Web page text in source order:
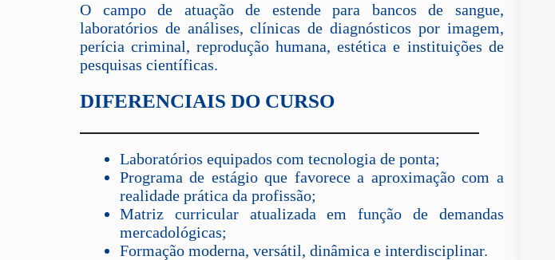
O campo de atuação de estende para bancos de sangue,
laboratórios de análises, clínicas de diagnósticos por imagem,
perícia criminal, reprodução humana, estética e instituições de
pesquisas científicas.
DIFERENCIAIS DO CURSO
Laboratórios equipados com tecnologia de ponta;
Programa de estágio que favorece a aproximação com a
realidade prática da profissão;
Matriz curricular atualizada em função de demandas
mercadológicas;
Formação moderna, versátil, dinâmica e interdisciplinar.